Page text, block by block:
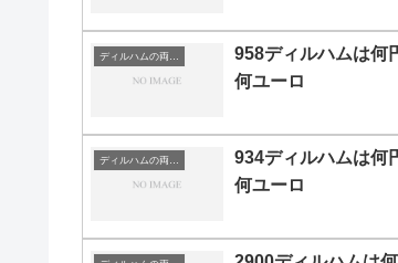
958ディルハムは何
何ユーロ
934ディルハムは何
何ユーロ